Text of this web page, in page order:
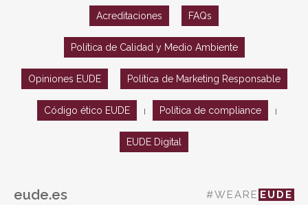
Acreditaciones FAQs
Política de Calidad y Medio Ambiente
Opiniones EUDE Política de Marketing Responsable
Código ético EUDE Política de compliance
EUDE Digital
eude.es #WEARE EUDE